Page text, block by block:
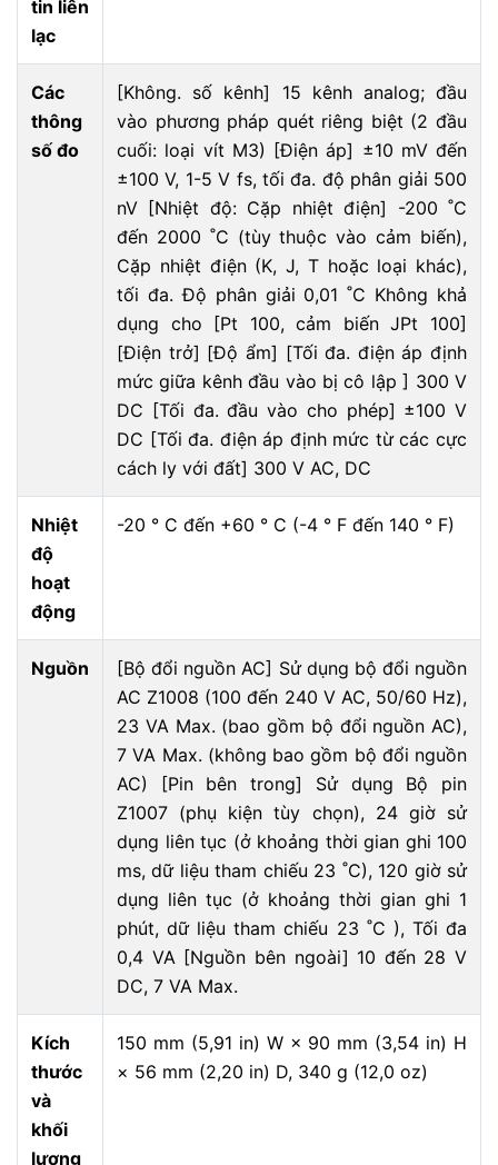
tin liên
lạc
Các
thông
số đo
[Không. số kênh] 15 kênh analog; đầu
vào phương pháp quét riêng biệt (2 đầu
cuối: loại vít M3) [Điện áp] ±10 mV đến
±100 V, 1-5 V fs, tối đa. độ phân giải 500
nV [Nhiệt độ: Cặp nhiệt điện] -200 ˚C
đến 2000 ˚C (tùy thuộc vào cảm biến),
Cặp nhiệt điện (K, J, T hoặc loại khác),
tối đa. Độ phân giải 0,01 ˚C Không khả
dụng cho [Pt 100, cảm biến JPt 100]
[Điện trở] [Độ ẩm] [Tối đa. điện áp định
mức giữa kênh đầu vào bị cô lập ] 300 V
DC [Tối đa. đầu vào cho phép] ±100 V
DC [Tối đa. điện áp định mức từ các cực
cách ly với đất] 300 V AC, DC
Nhiệt
độ
hoạt
động
-20 ° C đến +60 ° C (-4 ° F đến 140 ° F)
Nguồn
[Bộ đổi nguồn AC] Sử dụng bộ đổi nguồn
AC Z1008 (100 đến 240 V AC, 50/60 Hz),
23 VA Max. (bao gồm bộ đổi nguồn AC),
7 VA Max. (không bao gồm bộ đổi nguồn
AC) [Pin bên trong] Sử dụng Bộ pin
Z1007 (phụ kiện tùy chọn), 24 giờ sử
dụng liên tục (ở khoảng thời gian ghi 100
ms, dữ liệu tham chiếu 23 ˚C), 120 giờ sử
dụng liên tục (ở khoảng thời gian ghi 1
phút, dữ liệu tham chiếu 23 ˚C ), Tối đa
0,4 VA [Nguồn bên ngoài] 10 đến 28 V
DC, 7 VA Max.
Kích
thước
và
khối
lượng
150 mm (5,91 in) W × 90 mm (3,54 in) H
× 56 mm (2,20 in) D, 340 g (12,0 oz)